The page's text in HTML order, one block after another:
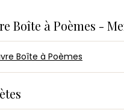
Boîte à Poèmes -
Boîte à Poèmes